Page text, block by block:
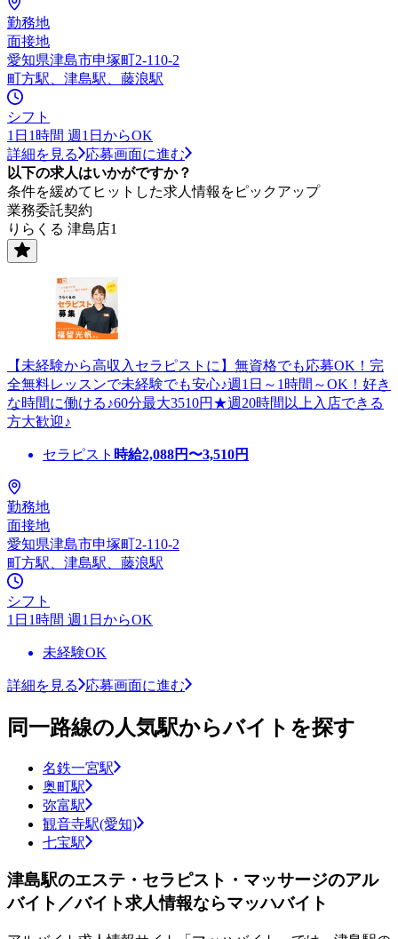
勤務地
面接地
愛知県津島市申塚町2-110-2
町方駅、津島駅、藤浪駅
シフト
1日1時間 週1日からOK
詳細を見る
応募画面に進む
以下の求人はいかがですか？
条件を緩めてヒットした求人情報をピックアップ
業務委託契約
りらくる 津島店1
【未経験から高収入セラピストに】無資格でも応募OK！完
全無料レッスンで未経験でも安心♪週1日～1時間～OK！好き
な時間に働ける♪60分最大3510円★週20時間以上入店できる
方大歓迎♪
セラピスト 時給2,088円〜3,510円
勤務地
面接地
愛知県津島市申塚町2-110-2
町方駅、津島駅、藤浪駅
シフト
1日1時間 週1日からOK
未経験OK
詳細を見る 応募画面に進む
同一路線の人気駅からバイトを探す
名鉄一宮駅
奥町駅
弥富駅
観音寺駅(愛知)
七宝駅
津島駅のエステ・セラピスト・マッサージのアル
バイト／バイト求人情報ならマッハバイト